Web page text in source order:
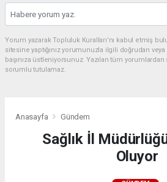
Yorum yazarak Topluluk Kuralları’nı kabul etmiş
sitesine yaptığınız yorumunuzla ilgili doğrudan
başınıza üstleniyorsunuz. Yazılan tüm
sorumlu tutulamaz.
Anasayfa Gündem
Sağlık İl
Oluyor